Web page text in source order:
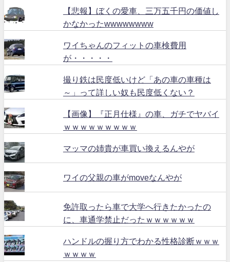
【悲報】ぼくの愛車、三万五千円の価値し
かなかったwwwwwwww
ワイちゃんのフィットの車検費用
が・・・・・
撮り鉄は民度低いけど「あの車の車種は
～」って詳しい奴も民度低くない？
【画像】『正月仕様』の車、ガチでヤバイ
ｗｗｗｗｗｗｗｗｗ
マッマの姉貴が車買い換えるんやが
ワイの父親の車がmoveなんやが
免許取ったら車で大学へ行きたかったの
に、車通学禁止だったｗｗｗｗｗｗ
ハンドルの握り方でわかる性格診断ｗｗｗ
ｗｗｗｗ